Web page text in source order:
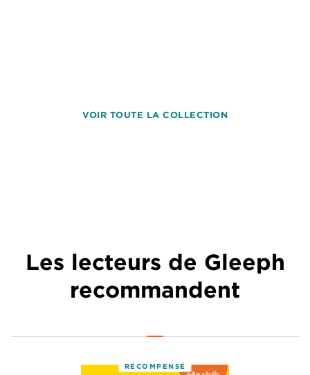
VOIR TOUTE LA COLLECTION
Les lecteurs de Gleeph
recommandent
RÉCOMPENSÉ